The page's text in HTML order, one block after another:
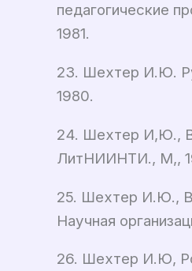
педагогические
1981.
23. Шехтер И.Ю.
1980.
24. Шехтер И,Ю.,
ЛитНИИНТИ., М,,
25. Шехтер И.Ю.,
Научная
26. Шехтер И.Ю,